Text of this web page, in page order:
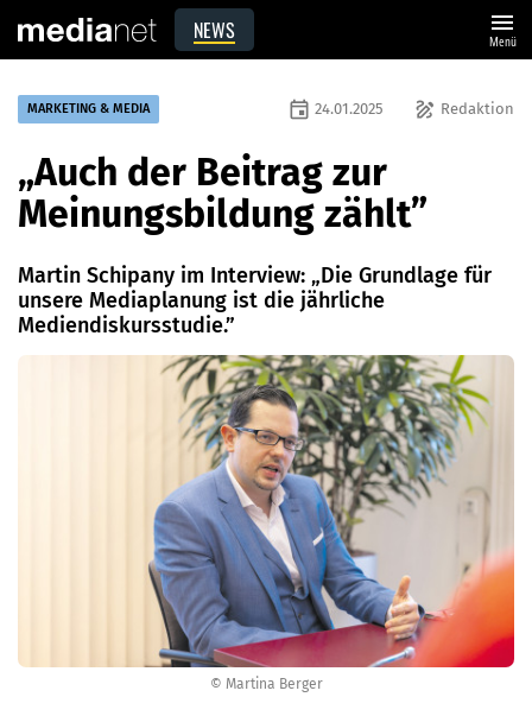
NEWS menu
Menü
© Martina Berger
MARKETING & MEDIA draw Redaktion
event 24.01.2025
„Auch der Beitrag zur
Meinungsbildung zählt”
Martin Schipany im Interview: „Die Grundlage für
unsere Mediaplanung ist die jährliche
Mediendiskursstudie.”